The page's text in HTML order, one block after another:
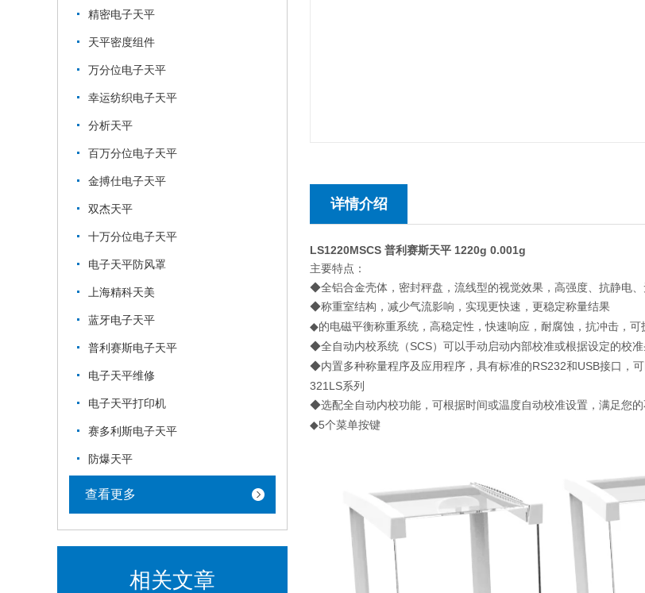
精密电子天平
天平密度组件
万分位电子天平
幸运纺织电子天平
分析天平
百万分位电子天平
金搏仕电子天平
双杰天平
十万分位电子天平
电子天平防风罩
上海精科天美
蓝牙电子天平
普利赛斯电子天平
电子天平维修
电子天平打印机
赛多利斯电子天平
防爆天平
查看更多
相关文章
详情介绍
LS1220MSCS 普利赛斯天平 1220g 0.001g
主要特点：
◆全铝合金壳体，密封秤盘，流线型的视觉效果，高强度、抗静电
◆称重室结构，减少气流影响，实现更快速，更稳定称量结果
◆的电磁平衡称重系统，高稳定性，快速响应，耐腐蚀，抗冲击，
◆全自动内校系统（ SCS）可以手动启动内部校准或根据设定的校
◆内置多种称量程序及应用程序，具有标准的RS232和 USB接口，
321LS系列
◆选配全自动内校功能，可根据时间或温度自动校准设置，满足您
◆5个菜单按键